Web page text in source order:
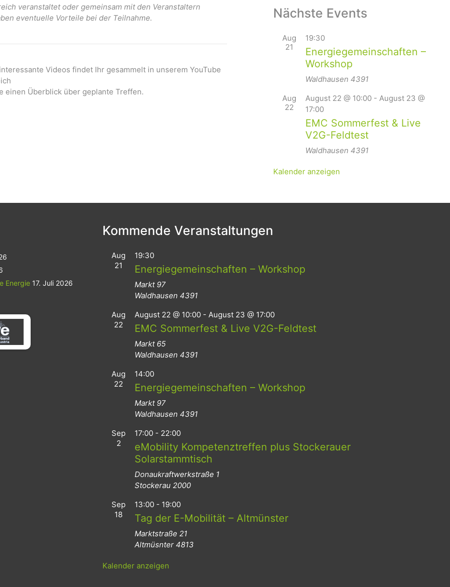
veranstaltet oder gemeinsam mit den Veranstaltern
eventuelle Vorteile bei der Teilnahme.
Videos findet Ihr gesammelt in unserem YouTube
einen Überblick über geplante Treffen.
Nächste Events
Aug
21
19:30
Energiegemeinschaften –
Workshop
Waldhausen 4391
Aug
22
August 22 @ 10:00 - August 23 @
17:00
EMC Sommerfest & Live
V2G-Feldtest
Waldhausen 4391
Kalender anzeigen
Energie 17. Juli 2026
Kommende Veranstaltungen
Aug
21
19:30
Energiegemeinschaften – Workshop
Markt 97
Waldhausen 4391
Aug
22
August 22 @ 10:00 - August 23 @ 17:00
EMC Sommerfest & Live V2G-Feldtest
Markt 65
Waldhausen 4391
Aug
22
14:00
Energiegemeinschaften – Workshop
Markt 97
Waldhausen 4391
Sep
2
17:00 - 22:00
eMobility Kompetenztreffen plus Stockerauer
Solarstammtisch
Donaukraftwerkstraße 1
Stockerau 2000
Sep
18
13:00 - 19:00
Tag der E-Mobilität – Altmünster
Marktstraße 21
Altmüsnter 4813
Kalender anzeigen